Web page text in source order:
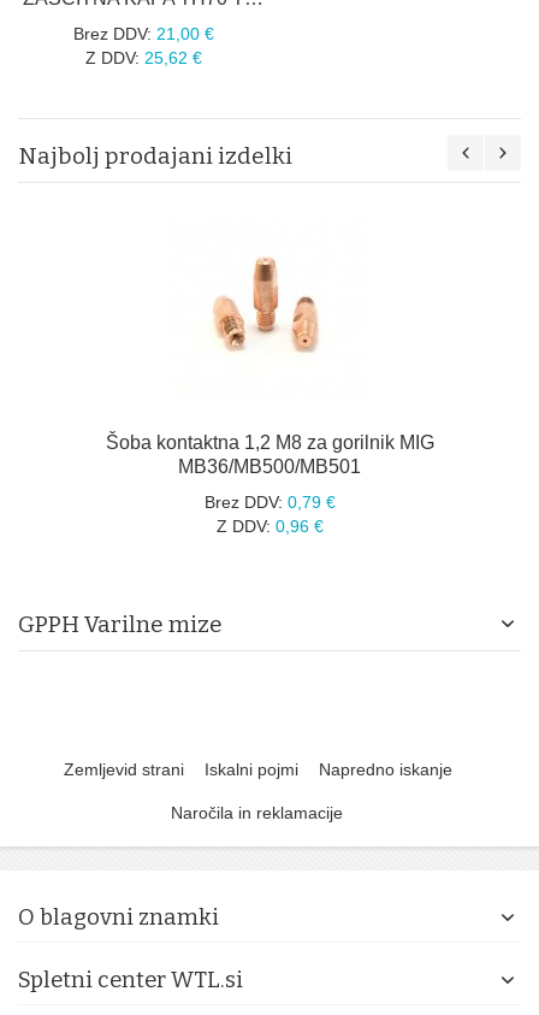
Brez DDV: 21,00 €
Z DDV: 25,62 €
Najbolj prodajani izdelki
Šoba kontaktna 1,2 M8 za gorilnik MIG
MB36/MB500/MB501
Brez DDV: 0,79 €
Z DDV: 0,96 €
GPPH Varilne mize
Zemljevid strani Iskalni pojmi Napredno iskanje
Naročila in reklamacije
O blagovni znamki
Spletni center WTL.si